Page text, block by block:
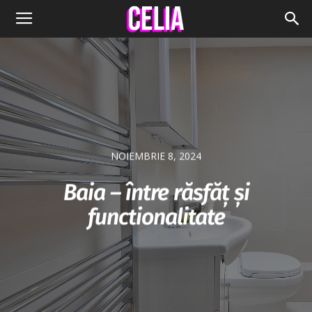
NOIEMBRIE 8, 2024
Baia – între răsfăț și
functionalitate